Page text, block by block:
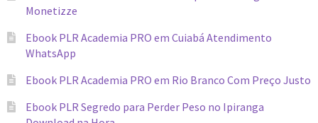
Monetizze
Ebook PLR Academia PRO em Cuiabá Atendimento
WhatsApp
Ebook PLR Academia PRO em Rio Branco Com Preço Justo
Ebook PLR Segredo para Perder Peso no Ipiranga